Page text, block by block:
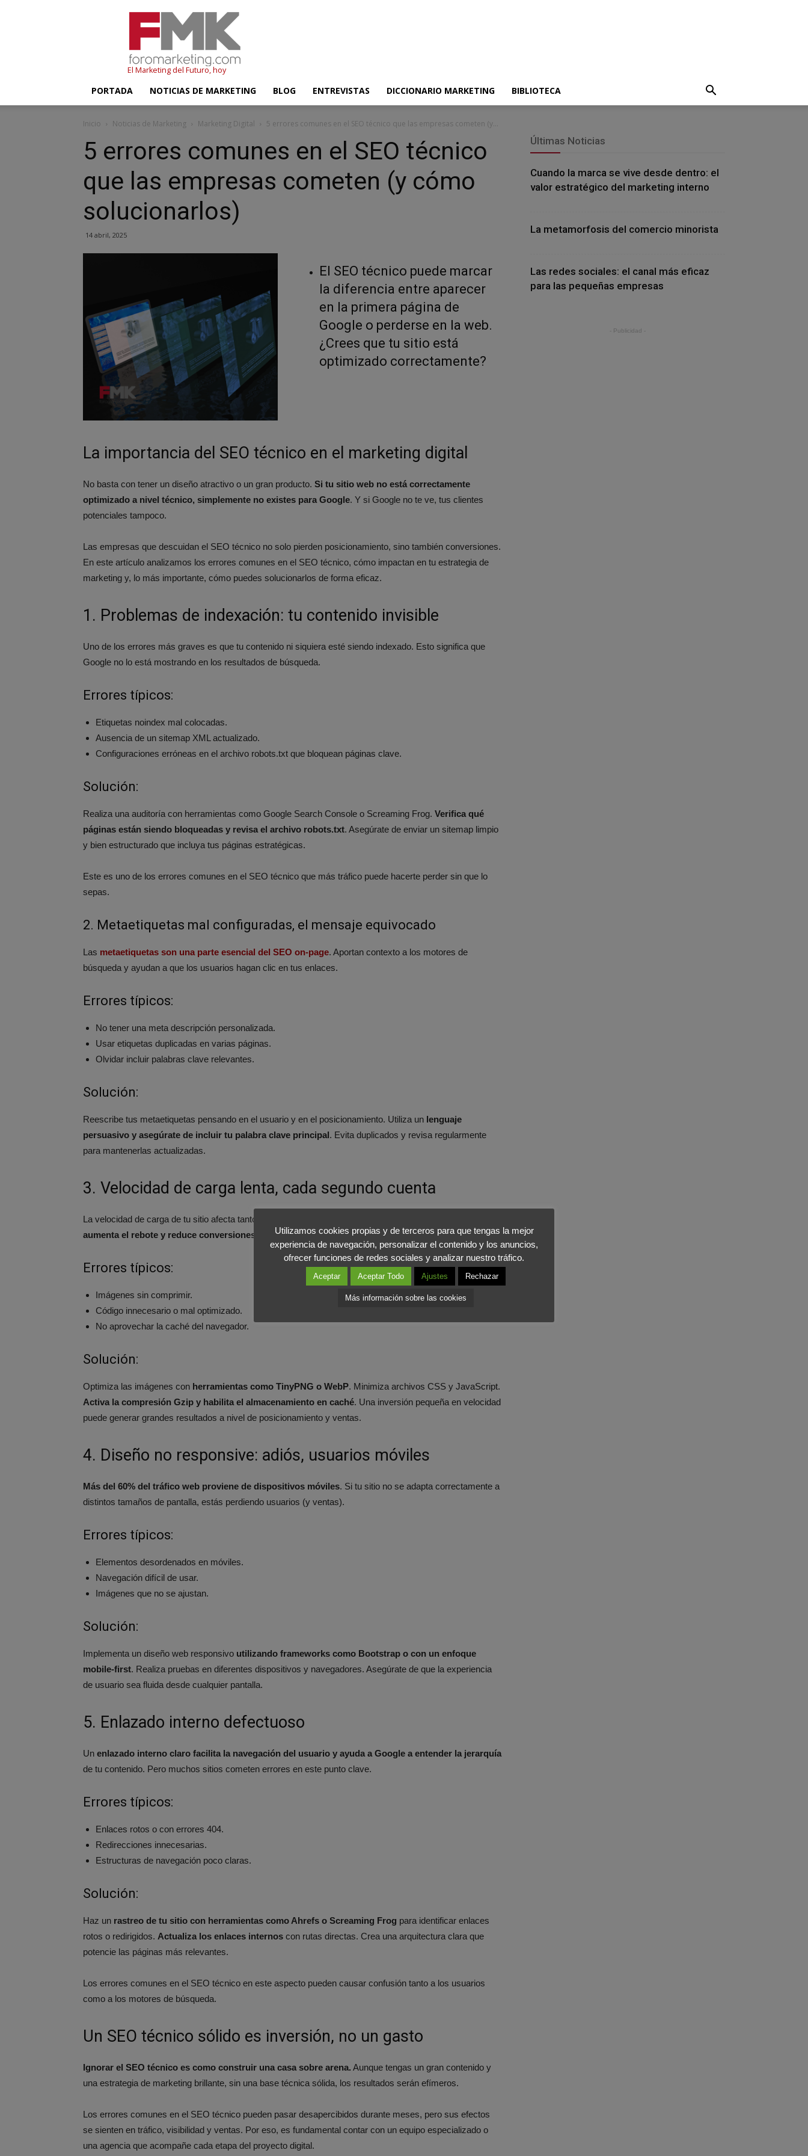
El Marketing del Futuro, hoy
PORTADA NOTICIAS DE MARKETING BLOG ENTREVISTAS DICCIONARIO MARKETING BIBLIOTECA
Inicio Noticias de Marketing Marketing Digital 5 errores comunes en el SEO técnico que las empresas cometen (y...
5 errores comunes en el SEO técnico
que las empresas cometen (y cómo
solucionarlos)
14 abril, 2025
El SEO técnico puede marcar
la diferencia entre aparecer
en la primera página de
Google o perderse en la web.
¿Crees que tu sitio está
optimizado correctamente?
La importancia del SEO técnico en el marketing digital
No basta con tener un diseño atractivo o un gran producto. Si tu sitio web no está correctamente
optimizado a nivel técnico, simplemente no existes para Google. Y si Google no te ve, tus clientes
potenciales tampoco.
Las empresas que descuidan el SEO técnico no solo pierden posicionamiento, sino también conversiones.
En este artículo analizamos los errores comunes en el SEO técnico, cómo impactan en tu estrategia de
marketing y, lo más importante, cómo puedes solucionarlos de forma eficaz.
1. Problemas de indexación: tu contenido invisible
Uno de los errores más graves es que tu contenido ni siquiera esté siendo indexado. Esto significa que
Google no lo está mostrando en los resultados de búsqueda.
Errores típicos:
Etiquetas noindex mal colocadas.
Ausencia de un sitemap XML actualizado.
Configuraciones erróneas en el archivo robots.txt que bloquean páginas clave.
Solución:
Realiza una auditoría con herramientas como Google Search Console o Screaming Frog. Verifica qué
páginas están siendo bloqueadas y revisa el archivo robots.txt. Asegúrate de enviar un sitemap limpio
y bien estructurado que incluya tus páginas estratégicas.
Este es uno de los errores comunes en el SEO técnico que más tráfico puede hacerte perder sin que lo
sepas.
2. Metaetiquetas mal configuradas, el mensaje equivocado
Las metaetiquetas son una parte esencial del SEO on-page. Aportan contexto a los motores de
búsqueda y ayudan a que los usuarios hagan clic en tus enlaces.
Errores típicos:
No tener una meta descripción personalizada.
Usar etiquetas duplicadas en varias páginas.
Olvidar incluir palabras clave relevantes.
Solución:
Reescribe tus metaetiquetas pensando en el usuario y en el posicionamiento. Utiliza un lenguaje
persuasivo y asegúrate de incluir tu palabra clave principal. Evita duplicados y revisa regularmente
para mantenerlas actualizadas.
3. Velocidad de carga lenta, cada segundo cuenta
La velocidad de carga de tu sitio afecta tanto al SEO como a la experiencia del usuario.
aumenta el rebote y reduce conversiones.
Errores típicos:
Imágenes sin comprimir.
Código innecesario o mal optimizado.
No aprovechar la caché del navegador.
Solución:
Optimiza las imágenes con herramientas como TinyPNG o WebP. Minimiza archivos CSS y JavaScript.
Activa la compresión Gzip y habilita el almacenamiento en caché. Una inversión pequeña en velocidad
puede generar grandes resultados a nivel de posicionamiento y ventas.
4. Diseño no responsive: adiós, usuarios móviles
Más del 60% del tráfico web proviene de dispositivos móviles. Si tu sitio no se adapta correctamente a
distintos tamaños de pantalla, estás perdiendo usuarios (y ventas).
Errores típicos:
Elementos desordenados en móviles.
Navegación difícil de usar.
Imágenes que no se ajustan.
Solución:
Implementa un diseño web responsivo utilizando frameworks como Bootstrap o con un enfoque
mobile-first. Realiza pruebas en diferentes dispositivos y navegadores. Asegúrate de que la experiencia
de usuario sea fluida desde cualquier pantalla.
5. Enlazado interno defectuoso
Un enlazado interno claro facilita la navegación del usuario y ayuda a Google a entender la jerarquía
de tu contenido. Pero muchos sitios cometen errores en este punto clave.
Errores típicos:
Enlaces rotos o con errores 404.
Redirecciones innecesarias.
Estructuras de navegación poco claras.
Solución:
Haz un rastreo de tu sitio con herramientas como Ahrefs o Screaming Frog para identificar enlaces
rotos o redirigidos. Actualiza los enlaces internos con rutas directas. Crea una arquitectura clara que
potencie las páginas más relevantes.
Los errores comunes en el SEO técnico en este aspecto pueden causar confusión tanto a los usuarios
como a los motores de búsqueda.
Un SEO técnico sólido es inversión, no un gasto
Ignorar el SEO técnico es como construir una casa sobre arena. Aunque tengas un gran contenido y
una estrategia de marketing brillante, sin una base técnica sólida, los resultados serán efímeros.
Los errores comunes en el SEO técnico pueden pasar desapercibidos durante meses, pero sus efectos
se sienten en tráfico, visibilidad y ventas. Por eso, es fundamental contar con un equipo especializado o
una agencia que acompañe cada etapa del proyecto digital.
Últimas Noticias
Cuando la marca se vive desde dentro: el
valor estratégico del marketing interno
La metamorfosis del comercio minorista
Las redes sociales: el canal más eficaz
para las pequeñas empresas
- Publicidad -
Utilizamos cookies propias y de terceros para que tengas la mejor
experiencia de navegación, personalizar el contenido y los anuncios,
ofrecer funciones de redes sociales y analizar nuestro tráfico.
Aceptar Aceptar Todo Ajustes Rechazar
Más información sobre las cookies